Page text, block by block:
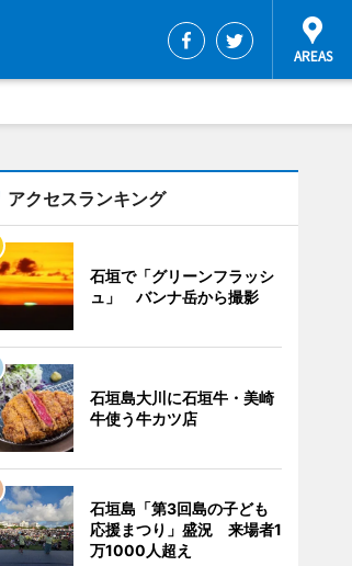
アクセスランキング
石垣で「グリーンフラッシ
ュ」 バンナ岳から撮影
石垣島大川に石垣牛・美崎
牛使う牛カツ店
石垣島「第3回島の子ども
応援まつり」盛況 来場者1
万1000人超え